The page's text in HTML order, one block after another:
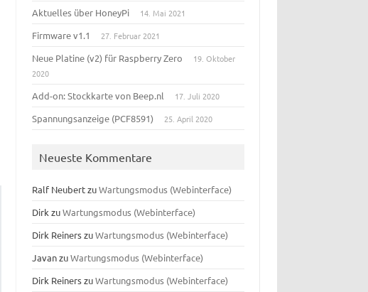
Aktuelles über HoneyPi 14. Mai 2021
Firmware v1.1 27. Februar 2021
Neue Platine (v2) für Raspberry Zero
19. Oktober
2020
Add-on: Stockkarte von Beep.nl 17. Juli 2020
Spannungsanzeige (PCF8591) 25. April 2020
Neueste Kommentare
Ralf NeubertzuWartungsmodus (Webinterface)
Dirk zuWartungsmodus (Webinterface)
Dirk ReinerszuWartungsmodus (Webinterface)
JavanzuWartungsmodus (Webinterface)
Dirk ReinerszuWartungsmodus (Webinterface)